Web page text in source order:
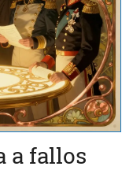
a fallos